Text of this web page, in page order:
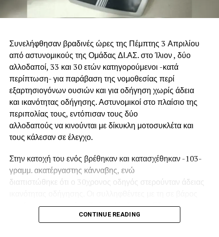
.
.
.
.
Συνελήφθησαν βραδινές ώρες της Πέμπτης 3 Απριλίου
από αστυνομικούς της Ομάδας ΔΙ.ΑΣ. στο Ίλιον , δύο
αλλοδαποί, 33 και 30 ετών κατηγορούμενοι -κατά
περίπτωση- για παράβαση της νομοθεσίας περί
εξαρτησιογόνων ουσιών και για οδήγηση χωρίς άδεια
και ικανότητας οδήγησης. Αστυνομικοί στο πλαίσιο της
περιπολίας τους, εντόπισαν τους δύο
αλλοδαπούς να κινούνται με δίκυκλη μοτοσυκλέτα και
τους κάλεσαν σε έλεγχο.
Στην κατοχή του ενός βρέθηκαν και κατασχέθηκαν -103-
γραμμ. ακατέργαστης κάνναβης, ενώ
διαπιστώθηκε ότι ο 30χρονος οδηγός στερούνταν άδειας
του δικογραφία από το Τμήμα Δίωξης και Εξιχνίασης
Εγκλημάτων Ιλίου, οδηγήθηκαν στον Εισαγγελέα.
CONTINUE READING